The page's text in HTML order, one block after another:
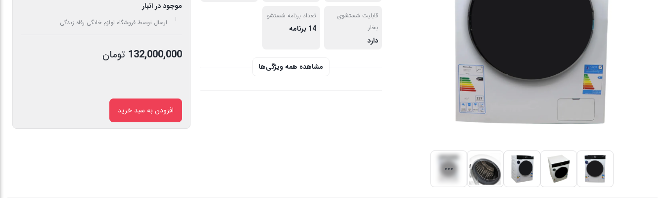
قابلیت شستشوی
بخار
دارد
تعداد برنامه شستشو
14 برنامه
مشاهده همه ویژگی‌ها
موجود در انبار
ارسال توسط فروشگاه لوازم خانگی رفاه زندگی
132,000,000 تومان
افزودن به سبد خرید